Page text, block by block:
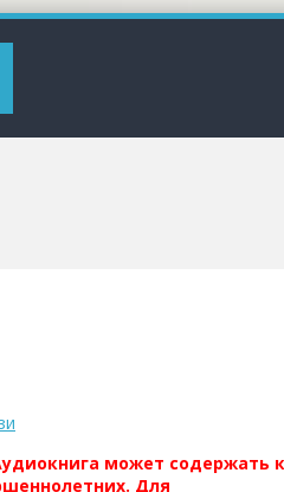
может содержать
Для